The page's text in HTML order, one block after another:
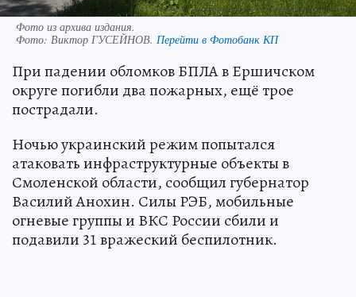
Фото из архива издания.
Фото: Виктор ГУСЕЙНОВ. Перейти в Фотобанк КП
При падении обломков БПЛА в Ершичском
округе погибли два пожарных, ещё трое
пострадали.
Ночью украинский режим попытался
атаковать инфраструктурные объекты в
Смоленской области, сообщил губернатор
Василий Анохин. Силы РЭБ, мобильные
огневые группы и ВКС России сбили и
подавили 31 вражеский беспилотник.